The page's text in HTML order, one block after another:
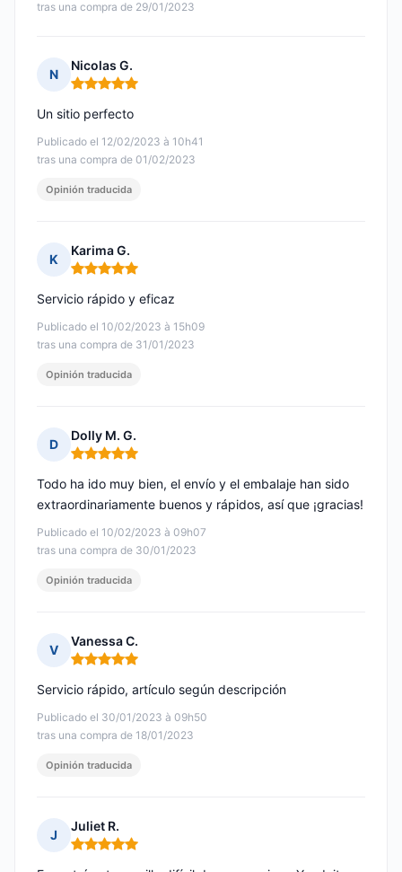
tras una compra de 29/01/2023
N
Nicolas G.
Nota: 5 de 5
Publicado el 12/02/2023 à 10h41
tras una compra de 01/02/2023
Un sitio perfecto
Opinión traducida
K
Karima G.
Nota: 5 de 5
Publicado el 10/02/2023 à 15h09
tras una compra de 31/01/2023
Servicio rápido y eficaz
Opinión traducida
D
Dolly M. G.
Nota: 5 de 5
Publicado el 10/02/2023 à 09h07
tras una compra de 30/01/2023
Todo ha ido muy bien, el envío y el embalaje han sido
extraordinariamente buenos y rápidos, así que ¡gracias!
Opinión traducida
V
Vanessa C.
Nota: 5 de 5
Publicado el 30/01/2023 à 09h50
tras una compra de 18/01/2023
Servicio rápido, artículo según descripción
Opinión traducida
J
Juliet R.
Nota: 5 de 5